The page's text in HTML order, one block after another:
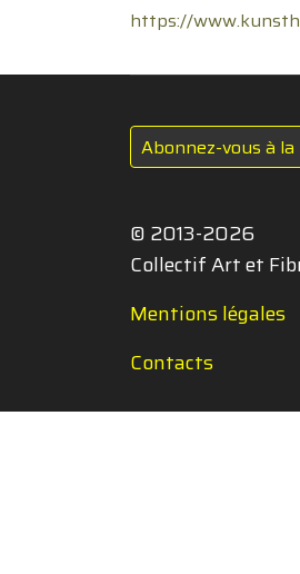
https://
Abonnez-vous à
© 2013-2026
Collectif Art et
Mentions légales
Contacts